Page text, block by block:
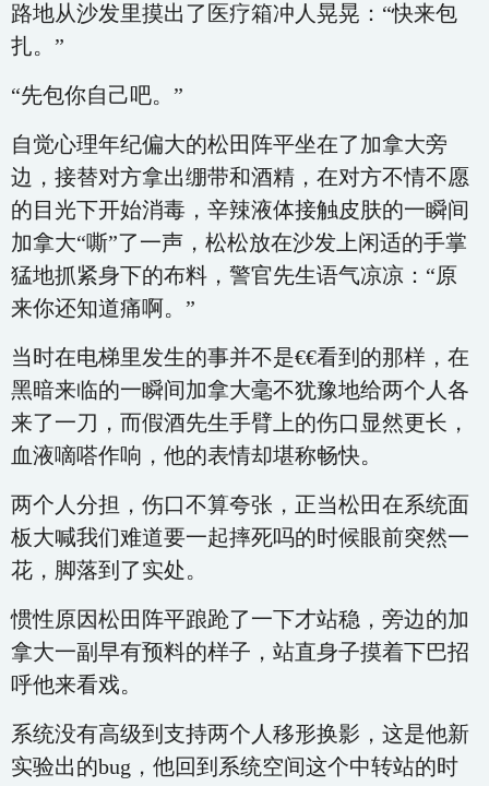
路地从沙发里摸出了医疗箱冲人晃晃：“快来包
扎。”
“先包你自己吧。”
自觉心理年纪偏大的松田阵平坐在了加拿大旁
边，接替对方拿出绷带和酒精，在对方不情不愿
的目光下开始消毒，辛辣液体接触皮肤的一瞬间
加拿大“嘶”了一声，松松放在沙发上闲适的手掌
猛地抓紧身下的布料，警官先生语气凉凉：“原
来你还知道痛啊。”
当时在电梯里发生的事并不是€€看到的那样，在
黑暗来临的一瞬间加拿大毫不犹豫地给两个人各
来了一刀，而假酒先生手臂上的伤口显然更长，
血液嘀嗒作响，他的表情却堪称畅快。
两个人分担，伤口不算夸张，正当松田在系统面
板大喊我们难道要一起摔死吗的时候眼前突然一
花，脚落到了实处。
惯性原因松田阵平踉跄了一下才站稳，旁边的加
拿大一副早有预料的样子，站直身子摸着下巴招
呼他来看戏。
系统没有高级到支持两个人移形换影，这是他新
实验出的bug，他回到系统空间这个中转站的时